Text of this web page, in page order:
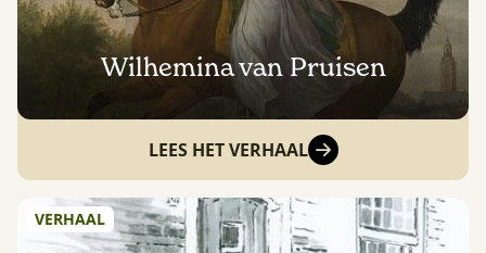
Wilhemina van Pruisen
LEES HET VERHAAL
VERHAAL